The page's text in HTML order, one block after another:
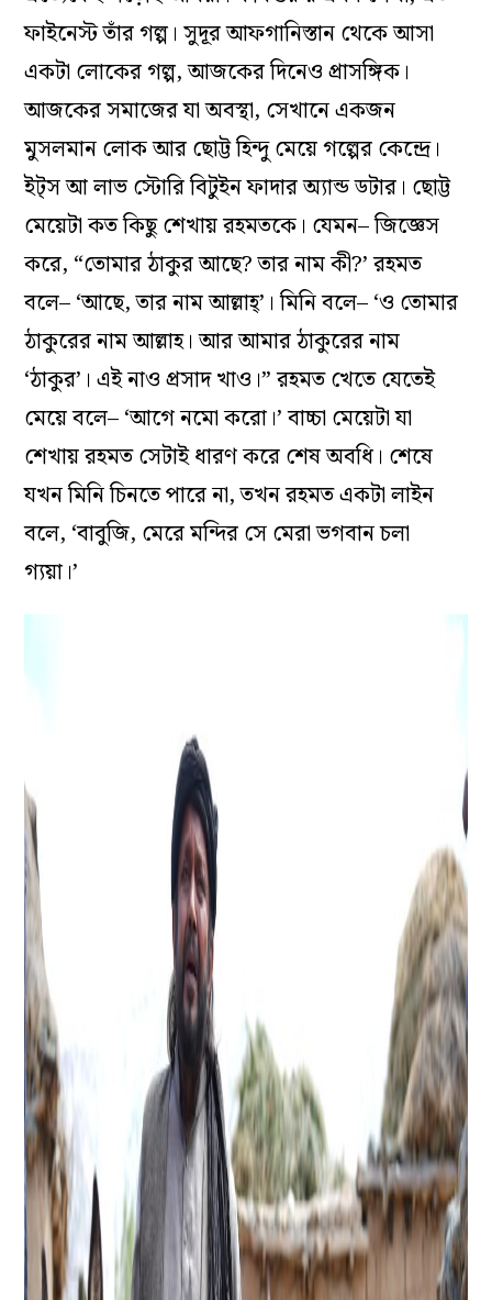
ফাইনেস্ট তাঁর গল্প। সুদূর আফগানিস্তান থেকে আসা
একটা লোকের গল্প, আজকের দিনেও প্রাসঙ্গিক।
আজকের সমাজের যা অবস্থা, সেখানে একজন
মুসলমান লোক আর ছোট্ট হিন্দু মেয়ে গল্পের কেন্দ্রে।
ইট্‌স আ লাভ স্টোরি বিটুইন ফাদার অ‌্যান্ড ডটার। ছোট্ট
মেয়েটা কত কিছু শেখায় রহমতকে। যেমন– জিজ্ঞেস
করে, “তোমার ঠাকুর আছে? তার নাম কী?’ রহমত
বলে– ‘আছে, তার নাম আল্লাহ্‌’। মিনি বলে– ‘ও তোমার
ঠাকুরের নাম আল্লাহ। আর আমার ঠাকুরের নাম
‘ঠাকুর’। এই নাও প্রসাদ খাও।” রহমত খেতে যেতেই
মেয়ে বলে– ‘আগে নমো করো।’ বাচ্চা মেয়েটা যা
শেখায় রহমত সেটাই ধারণ করে শেষ অবধি। শেষে
যখন মিনি চিনতে পারে না, তখন রহমত একটা লাইন
বলে, ‘বাবুজি, মেরে মন্দির সে মেরা ভগবান চলা
গ‌্যয়া।’